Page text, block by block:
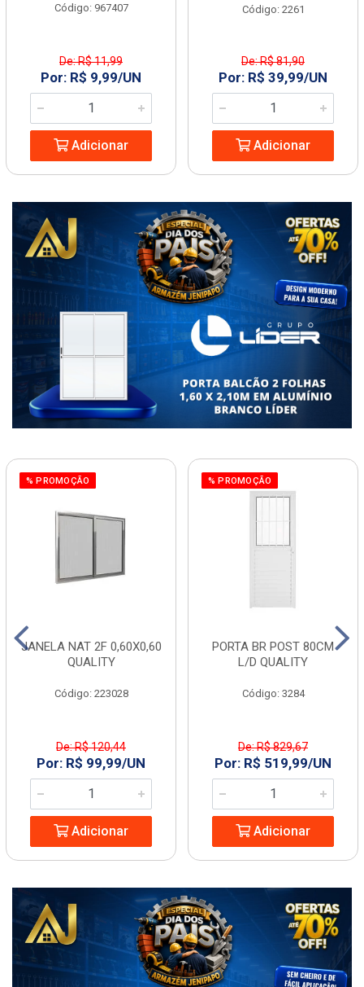
Código: 967407
De: R$ 11,99
Por: R$ 9,99/UN
Adicionar
Código: 2261
De: R$ 81,90
Por: R$ 39,99/UN
Adicionar
% PROMOÇÃO
JANELA NAT 2F 0,60X0,60
QUALITY
Código: 223028
De: R$ 120,44
Por: R$ 99,99/UN
Adicionar
% PROMOÇÃO
PORTA BR POST 80CM
L/D QUALITY
Código: 3284
De: R$ 829,67
Por: R$ 519,99/UN
Adicionar